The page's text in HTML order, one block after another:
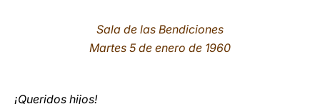
Sala de las Bendiciones
Martes 5 de enero de 1960
¡Queridos hijos!